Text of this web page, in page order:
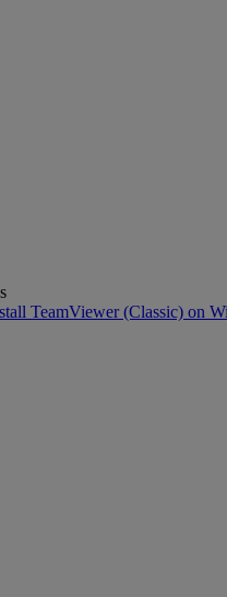
TeamViewer (Classic) on